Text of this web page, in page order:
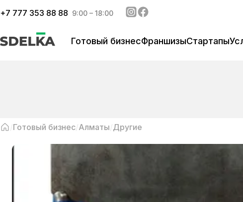
+7 777 353 88 88 9:00 – 18:00
Готовый бизнесФраншизыСтартапы
Готовый бизнес Алматы Другие